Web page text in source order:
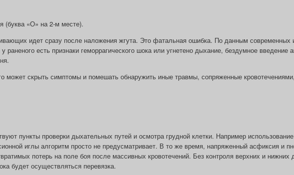
(буква «О» на 2-м месте).
идет сразу после наложения жгута. Это фатальная ошибка. По данным современных
есть признаки геморрагического шока или угнетено дыхание, бездумное введение
может скрыть симптомы и помешать обнаружить иные травмы, сопряженные
пункты проверки дыхательных путей и осмотра грудной клетки. Например использование
иглы алгоритм просто не предусматривает. В то же время, напряженный асфиксия и
потерь на поле боя после массивных кровотечений. Без контроля верхних и нижних
будет осуществляться перевязка.